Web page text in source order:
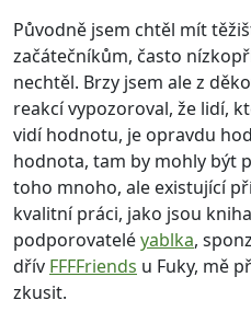
Původně jsem chtěl mít
začátečníkům, často
nechtěl. Brzy jsem ale z
reakcí vypozoroval, že lidí,
vidí hodnotu, je opravdu
hodnota, tam by mohly být
toho mnoho, ale existující
kvalitní práci, jako jsou kniha
podporovateléyablka,
dřív FFFFriends u Fuky, mě
zkusit.